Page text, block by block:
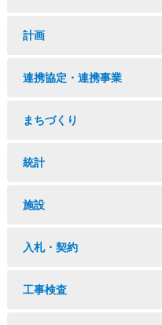
計画
連携協定・連携事業
まちづくり
統計
施設
入札・契約
工事検査